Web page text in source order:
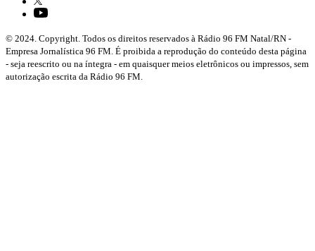
© 2024. Copyright. Todos os direitos reservados à Rádio 96 FM Natal/RN -
Empresa Jornalística 96 FM. É proibida a reprodução do conteúdo desta página
- seja reescrito ou na íntegra - em quaisquer meios eletrônicos ou impressos, sem
autorização escrita da Rádio 96 FM.